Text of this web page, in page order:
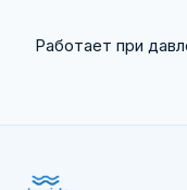
Работает при